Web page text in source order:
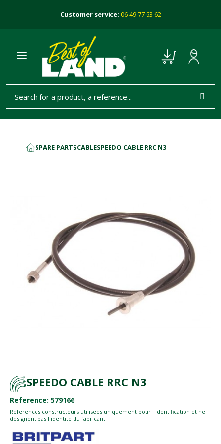
Customer service: 06 49 77 63 62
SPARE PARTSCABLESPEEDO CABLE RRC N3
SPEEDO CABLE RRC N3
Reference: 579166
References constructeurs utilisees uniquement pour l identification et ne
designent pas l identite du fabricant.